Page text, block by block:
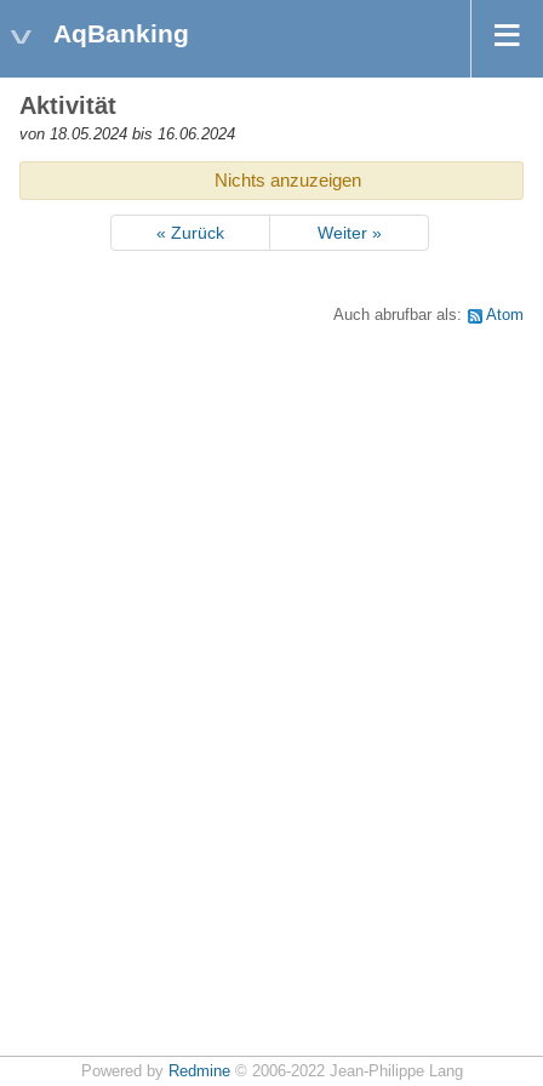
AqBanking
Aktivität
von 18.05.2024 bis 16.06.2024
Nichts anzuzeigen
« Zurück Weiter »
Auch abrufbar als: Atom
Powered by Redmine© 2006-2022 Jean-Philippe Lang